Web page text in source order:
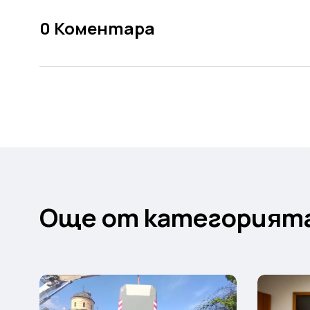
0 Коментара
Още от